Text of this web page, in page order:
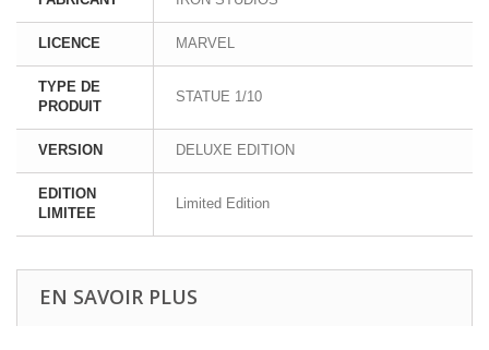
LICENCE MARVEL
TYPE DE
PRODUIT
STATUE 1/10
VERSION DELUXE EDITION
EDITION
LIMITEE
Limited Edition
EN SAVOIR PLUS